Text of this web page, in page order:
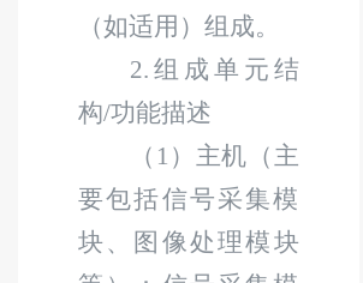
（如适用）组成。
2. 组成单元结
构/功能描述
（ 1 ）主机（主
要包括信号采集模
块、图像处理模块